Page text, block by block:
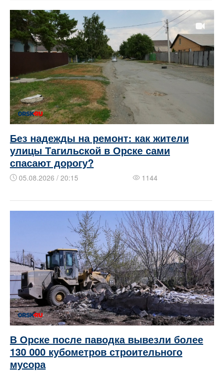
Без надежды на ремонт: как жители
улицы Тагильской в Орске сами
спасают дорогу?
05.08.2026 / 20:15 1144
В Орске после паводка вывезли более
130 000 кубометров строительного
мусора